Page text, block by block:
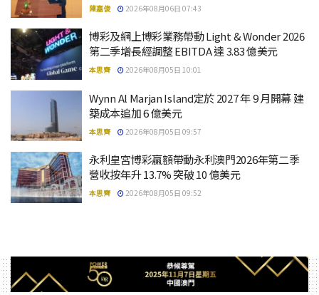
陳嘉俊 2026年08月06日 07:43
博彩及網上博彩業務帶動 Light & Wonder 2026
第二季增長經調整 EBITDA 達 3.83 億美元
本思齊 2026年08月05日 10:01
Wynn Al Marjan Island定於 2027 年 9 月開幕 建
築成本追加 6 億美元
本思齊 2026年08月05日 09:57
永利皇宮博彩贏額帶動永利澳門2026年第二季
營收按年升 13.7% 突破 10 億美元
本思齊 2026年08月05日 09:52